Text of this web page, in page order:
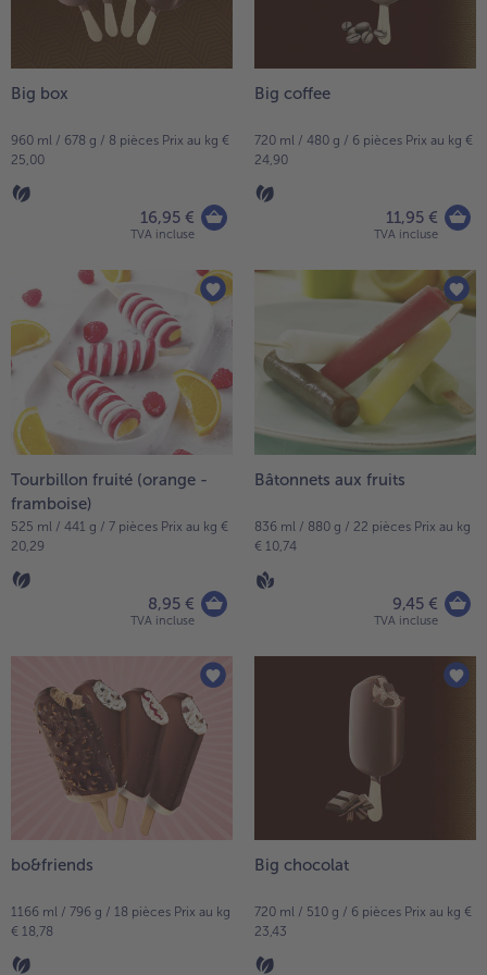
Big box
960 ml / 678 g / 8 pièces Prix au kg €
25,00
16,95 €
TVA incluse
Big coffee
720 ml / 480 g / 6 pièces Prix au kg €
24,90
11,95 €
TVA incluse
Tourbillon fruité (orange -
framboise)
525 ml / 441 g / 7 pièces Prix au kg €
20,29
8,95 €
TVA incluse
Bâtonnets aux fruits
836 ml / 880 g / 22 pièces Prix au kg
€ 10,74
9,45 €
TVA incluse
bo&friends
1166 ml / 796 g / 18 pièces Prix au kg
€ 18,78
Big chocolat
720 ml / 510 g / 6 pièces Prix au kg €
23,43